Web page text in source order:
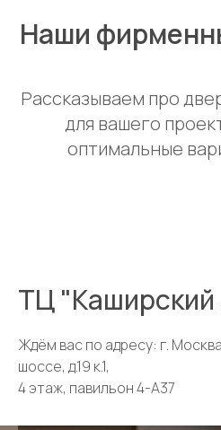
Наши
Рассказываем про
для вашего
оптимальные
ТЦ "Каширский
Ждём вас по адресу: г.
шоссе, д.19 к.1,
4 этаж, павильон 4-А37